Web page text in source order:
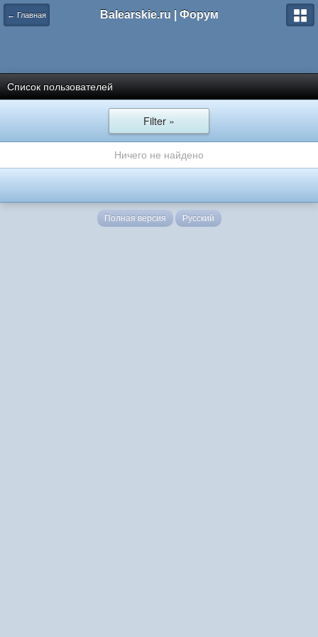
← Главная Balearskie.ru | Форум
Список пользователей
Filter »
Ничего не найдено
Полная версия Русский